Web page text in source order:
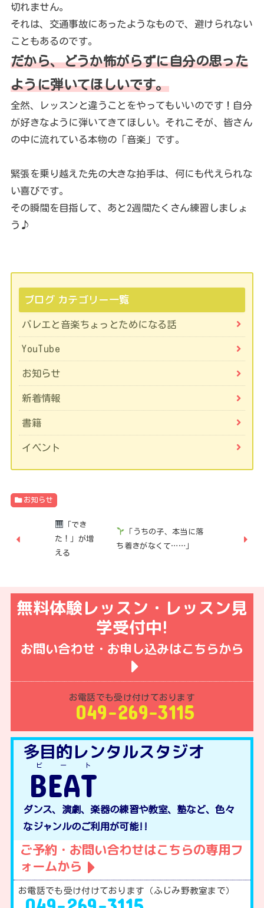
切れません。
それは、交通事故にあったようなもので、避けられない
こともあるのです。
だから、どうか怖がらずに自分の思った
ように弾いてほしいです。
全然、レッスンと違うことをやってもいいのです！自分
が好きなように弾いてきてほしい。それこそが、皆さん
の中に流れている本物の「音楽」です。
緊張を乗り越えた先の大きな拍手は、何にも代えられな
い喜びです。
その瞬間を目指して、あと2週間たくさん練習しましょ
う♪
ブログ カテゴリー一覧
バレエと音楽ちょっとためになる話
YouTube
お知らせ
新着情報
書籍
イベント
お知らせ
「でき
た！」が増
える
「うちの子、本当に落
ち着きがなくて……」
無料体験レッスン・レッスン見
学受付中!
お問い合わせ・お申し込みはこちらから
お電話でも受け付けております
049-269-3115
多目的レンタルスタジオ
BEAT
ビート
ダンス、演劇、楽器の練習や教室、塾など、色々
なジャンルのご利用が可能!!
ご予約・お問い合わせはこちらの専用フ
ォームから
お電話でも受け付けております（ふじみ野教室まで）